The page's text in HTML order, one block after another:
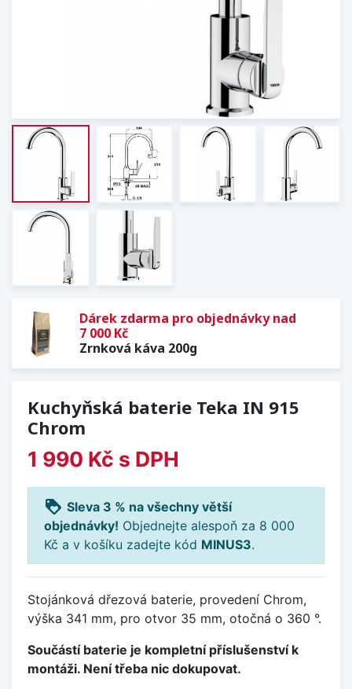
Dárek zdarma pro objednávky nad
7 000 Kč
Zrnková káva 200g
Kuchyňská baterie Teka IN 915
Chrom
1 990 Kč s DPH
loyalty Sleva 3 % na všechny větší
objednávky! Objednejte alespoň za 8 000
Kč a v košíku zadejte kód MINUS3.
Stojánková dřezová baterie, provedení Chrom,
výška 341 mm, pro otvor 35 mm, otočná o 360 °.
Součástí baterie je kompletní příslušenství k
montáži. Není třeba nic dokupovat.